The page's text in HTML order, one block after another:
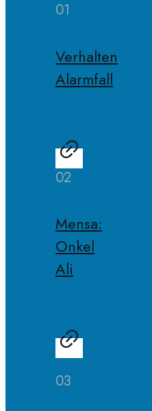
01
Verhalten
Alarmfall
02
Mensa:
Onkel
Ali
03